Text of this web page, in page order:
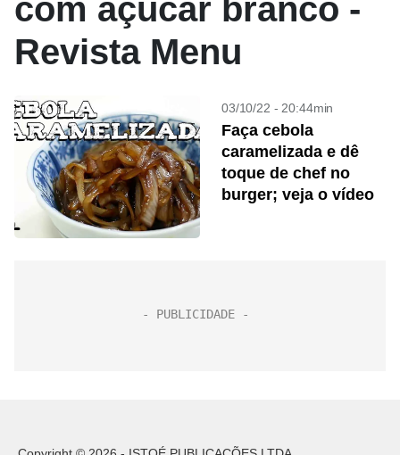
com açúcar branco -
Revista Menu
03/10/22 - 20:44min
Faça cebola
caramelizada e dê
toque de chef no
burger; veja o vídeo